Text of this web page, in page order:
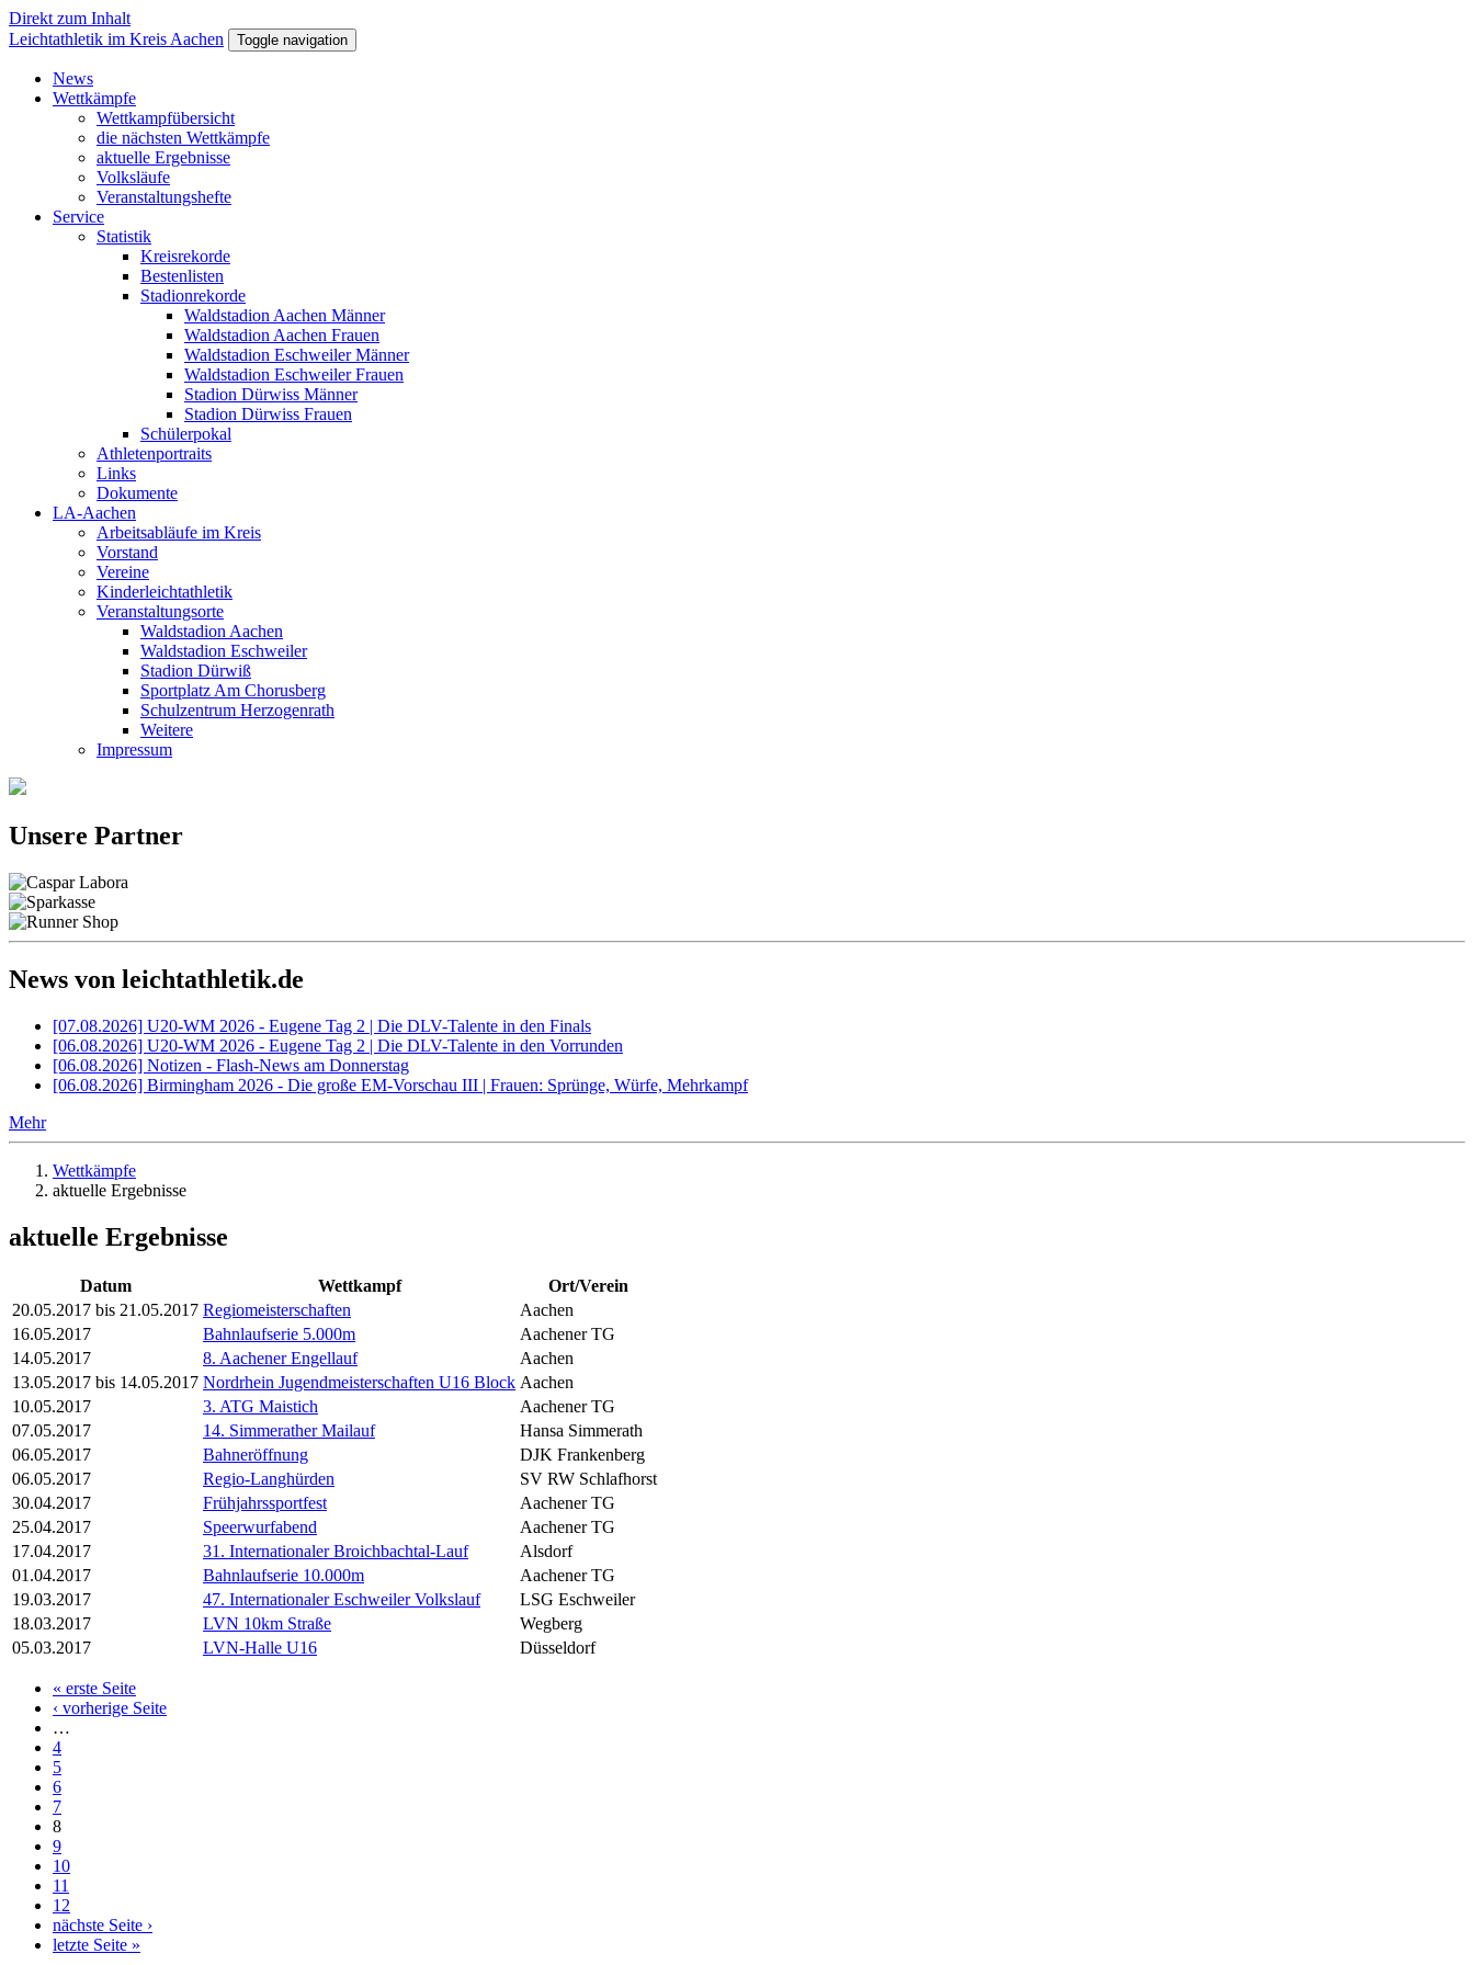
Direkt zum Inhalt
Leichtathletik im Kreis Aachen
Toggle navigation
News
Wettkämpfe
Wettkampfübersicht
die nächsten Wettkämpfe
aktuelle Ergebnisse
Volksläufe
Veranstaltungshefte
Service
Statistik
Kreisrekorde
Bestenlisten
Stadionrekorde
Waldstadion Aachen Männer
Waldstadion Aachen Frauen
Waldstadion Eschweiler Männer
Waldstadion Eschweiler Frauen
Stadion Dürwiss Männer
Stadion Dürwiss Frauen
Schülerpokal
Athletenportraits
Links
Dokumente
LA-Aachen
Arbeitsabläufe im Kreis
Vorstand
Vereine
Kinderleichtathletik
Veranstaltungsorte
Waldstadion Aachen
Waldstadion Eschweiler
Stadion Dürwiß
Sportplatz Am Chorusberg
Schulzentrum Herzogenrath
Weitere
Impressum
Unsere Partner
News von leichtathletik.de
[07.08.2026] U20-WM 2026 - Eugene Tag 2 | Die DLV-Talente in den Finals
[06.08.2026] U20-WM 2026 - Eugene Tag 2 | Die DLV-Talente in den Vorrunden
[06.08.2026] Notizen - Flash-News am Donnerstag
[06.08.2026] Birmingham 2026 - Die große EM-Vorschau III | Frauen: Sprünge, Würfe, Mehrkampf
Mehr
Wettkämpfe
aktuelle Ergebnisse
aktuelle Ergebnisse
Datum Wettkampf
Ort/Verein
20.05.2017 bis 21.05.2017 Regiomeisterschaften
Aachen
16.05.2017
Bahnlaufserie 5.000m
Aachener TG
14.05.2017
8. Aachener Engellauf
Aachen
13.05.2017 bis 14.05.2017 Nordrhein Jugendmeisterschaften U16 Block Aachen
10.05.2017
3. ATG Maistich
Aachener TG
07.05.2017
14. Simmerather Mailauf
Hansa Simmerath
06.05.2017
Bahneröffnung
DJK Frankenberg
06.05.2017
Regio-Langhürden
SV RW Schlafhorst
30.04.2017
Frühjahrssportfest
Aachener TG
25.04.2017
Speerwurfabend
Aachener TG
17.04.2017
31. Internationaler Broichbachtal-Lauf
Alsdorf
01.04.2017
Bahnlaufserie 10.000m
Aachener TG
19.03.2017
47. Internationaler Eschweiler Volkslauf
LSG Eschweiler
18.03.2017
LVN 10km Straße
Wegberg
05.03.2017
LVN-Halle U16 Düsseldorf
« erste Seite
‹ vorherige Seite
…
4
5
6
7
8
9
10
11
12
nächste Seite ›
letzte Seite »